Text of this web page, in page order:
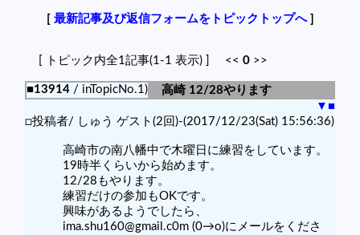
[ 最新記事及び返信フォームをトピックトップへ]
[ トピック内全1記事(1-1 表示) ] << 0 >>
■13914 / inTopicNo.1)
高崎 12/28やります
▼ ■
□投稿者/ しゅう ゲスト(2回)-(2017/12/23(Sat) 15:56:36)
高崎市の南八幡中で木曜日に練習をしています。
19時半くらいから始めます。
12/28もやります。
練習だけの参加もOKです。
興味があるようでしたら、
ima.shu160@gmail.c0m (0→o)にメールをくださ